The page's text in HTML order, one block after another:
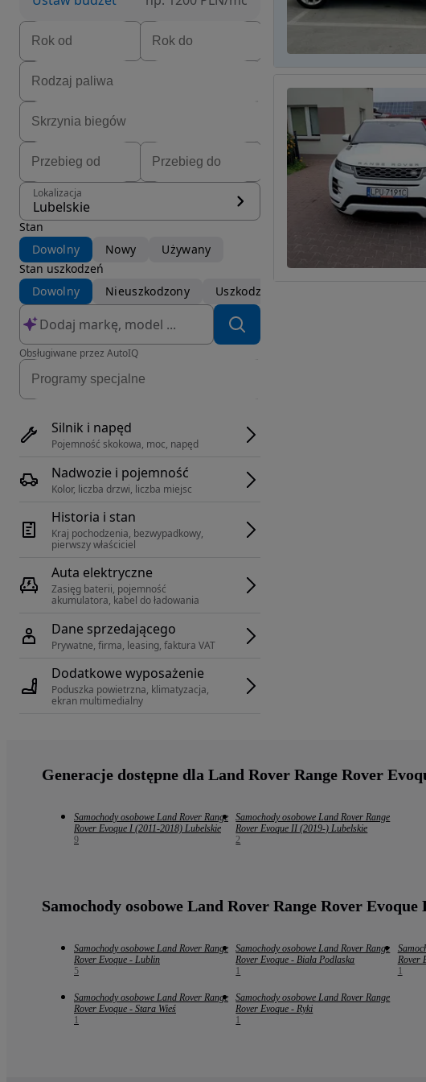
Lokalizacja
Lubelskie
Stan
Dowolny
Nowy
Używany
Stan uszkodzeń
Dowolny
Nieuszkodzony Uszkodzony
Obsługiwane przez AutoIQ
Silnik i napęd
Pojemność skokowa, moc, napęd
Nadwozie i pojemność
Kolor, liczba drzwi, liczba miejsc
Historia i stan
Kraj pochodzenia, bezwypadkowy,
pierwszy właściciel
Auta elektryczne
Zasięg baterii, pojemność
akumulatora, kabel do ładowania
Dane sprzedającego
Prywatne, firma, leasing, faktura VAT
Dodatkowe wyposażenie
Poduszka powietrzna, klimatyzacja,
ekran multimedialny
Generacje dostępne dla Land Rover Range Rover
Samochody osobowe Land Rover Range
Rover Evoque I (2011-2018) Lubelskie
9
Samochody osobowe Land Rover Range
Rover Evoque II (2019-) Lubelskie
2
Samochody osobowe Land Rover Range Rover Evoque
Samochody osobowe Land Rover Range
Rover Evoque - Lublin
5
Samochody osobowe Land Rover Range
Rover Evoque - Biała Podlaska
1
Rover
1
Samochody osobowe Land Rover Range
Rover Evoque - Stara Wieś
1
Samochody osobowe Land Rover Range
Rover Evoque - Ryki
1